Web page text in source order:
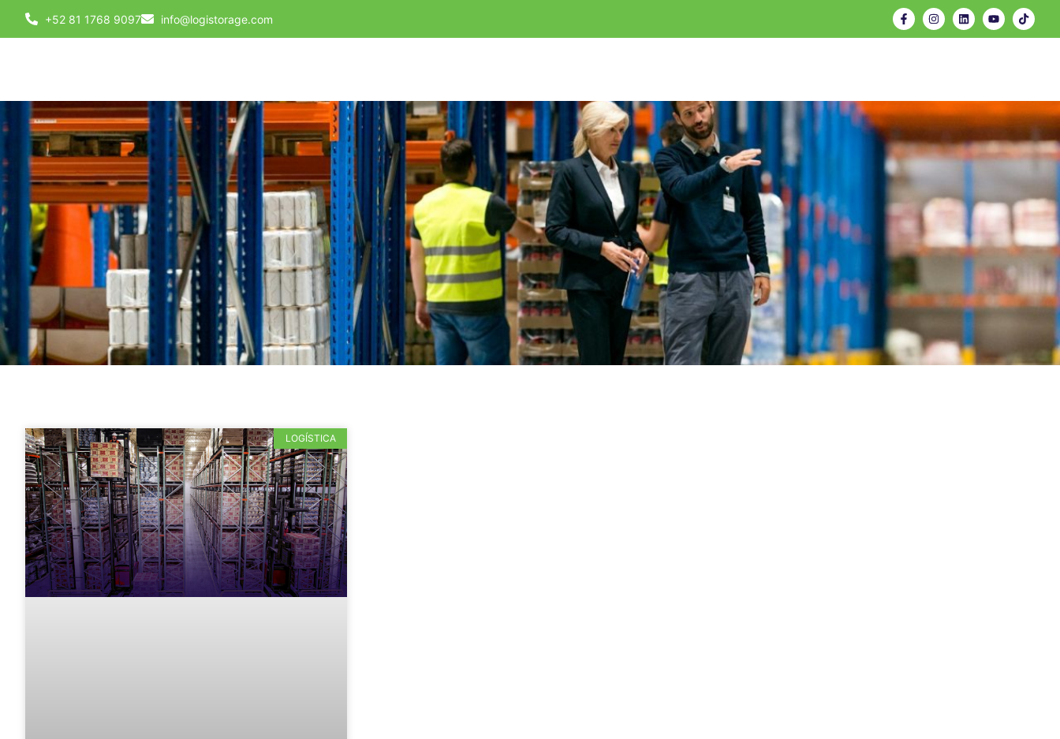
+52 81 1768 9097 info@logistorage.com
LOGÍSTICA